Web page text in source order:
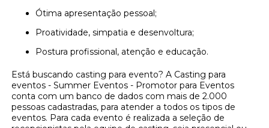
Ótima apresentação pessoal;
Proatividade, simpatia e desenvoltura;
Postura profissional, atenção e educação.
Está buscando casting para evento? A Casting para
eventos - Summer Eventos - Promotor para Eventos
conta com um banco de dados com mais de 2.000
pessoas cadastradas, para atender a todos os tipos de
eventos. Para cada evento é realizada a seleção de